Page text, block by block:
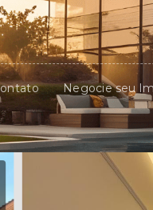
Negocie seu